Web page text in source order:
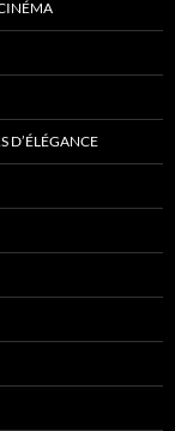
D’ÉLÉGANCE